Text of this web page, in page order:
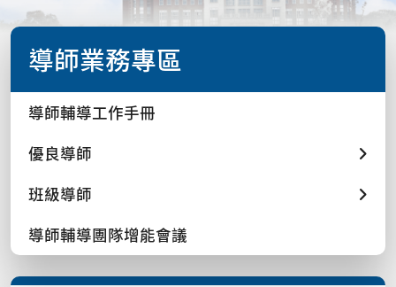
導師業務專區
導師輔導工作手冊
優良導師
班級導師
導師輔導團隊增能會議